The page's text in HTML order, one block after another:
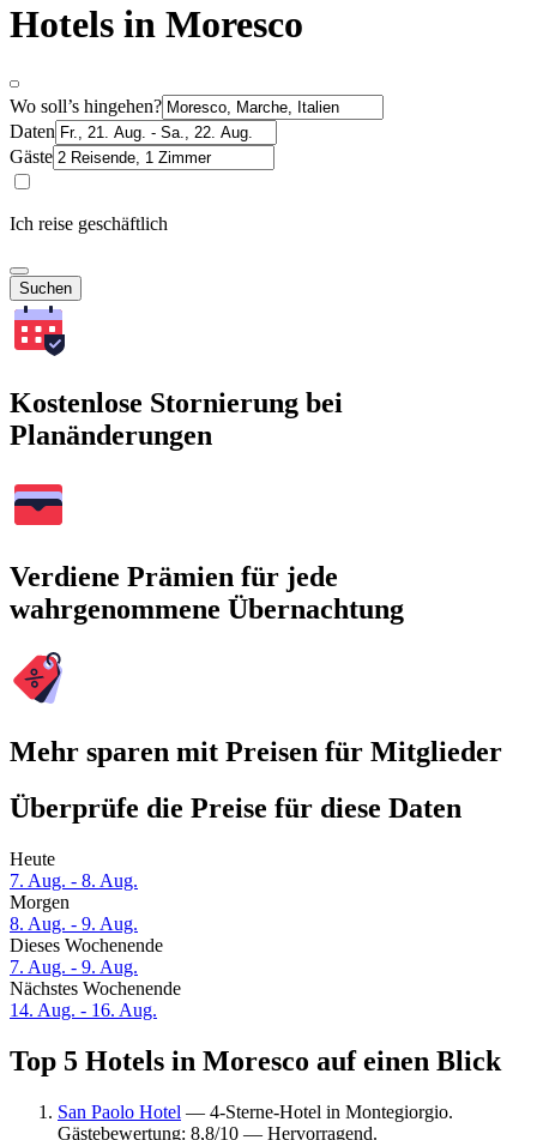
Hotels in Moresco
Wo soll’s hingehen?
Daten
Gäste
Ich reise geschäftlich
Suchen
Kostenlose Stornierung bei
Planänderungen
Verdiene Prämien für jede
wahrgenommene Übernachtung
Mehr sparen mit Preisen für Mitglieder
Überprüfe die Preise für diese Daten
Heute
7. Aug. - 8. Aug.
Morgen
8. Aug. - 9. Aug.
Dieses Wochenende
7. Aug. - 9. Aug.
Nächstes Wochenende
14. Aug. - 16. Aug.
Top 5 Hotels in Moresco auf einen Blick
San Paolo Hotel — 4-Sterne-Hotel in Montegiorgio.
Gästebewertung: 8,8/10 — Hervorragend.